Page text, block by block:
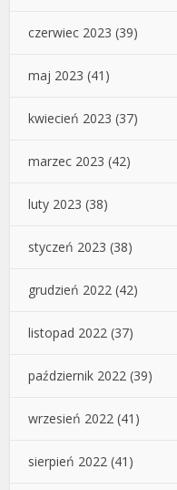
czerwiec 2023 (39)
maj 2023 (41)
kwiecień 2023 (37)
marzec 2023 (42)
luty 2023 (38)
styczeń 2023 (38)
grudzień 2022 (42)
listopad 2022 (37)
październik 2022 (39)
wrzesień 2022 (41)
sierpień 2022 (41)